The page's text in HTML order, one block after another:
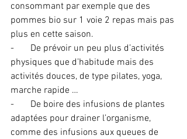
consommant par exemple que des
pommes bio sur 1 voie 2 repas mais pas
plus en cette saison.
- De prévoir un peu plus d’activités
physiques que d’habitude mais des
activités douces, de type pilates, yoga,
marche rapide …
- De boire des infusions de plantes
adaptées pour drainer l’organisme,
comme des infusions aux queues de